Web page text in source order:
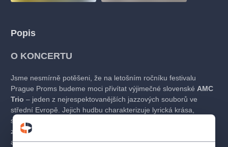
Popis
O KONCERTU
Jsme nesmírně potěšeni, že na letošním ročníku festivalu
Prague Proms budeme moci přivítat výjimečné slovenské AMC
Trio – jeden z nejrespektovanějších jazzových souborů ve
střední Evropě. Jejich hudbu charakterizuje lyrická krása,
sofistikovaná harmonie a pohlcující rytmy. Ačkoli vycházejí
z jazzové tradice, jejich tvorba překračuje konvenční hranice
a zahrnuje prvky klasické hudby, folklóru i současných